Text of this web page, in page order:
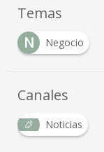
Temas
N
Negocio
Canales
Noticias